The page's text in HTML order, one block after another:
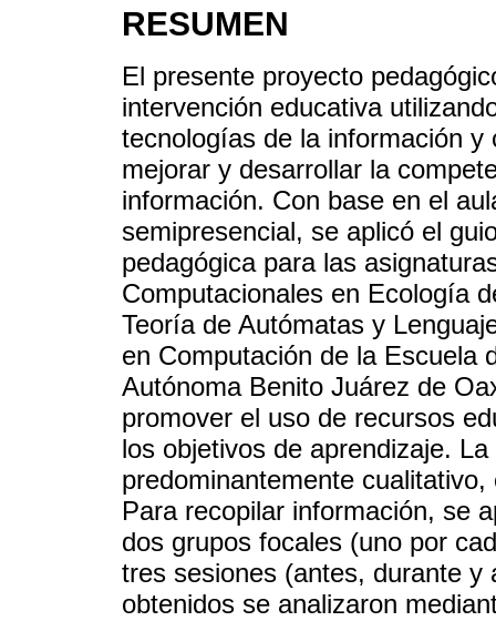
RESUMEN
El presente proyecto
intervención educativa
tecnologías de la información
mejorar y desarrollar la
información. Con base en el
semipresencial, se aplicó el
pedagógica para las
Computacionales en Ecología
Teoría de Autómatas y
en Computación de la Escuela
Autónoma Benito Juárez de
promover el uso de recursos
los objetivos de aprendizaje.
predominantemente
Para recopilar información, se
dos grupos focales (uno por
tres sesiones (antes, durante y
obtenidos se analizaron